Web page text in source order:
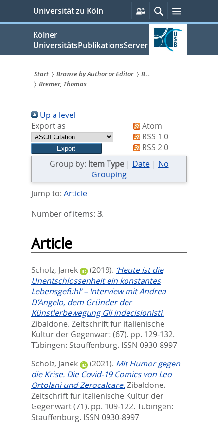
springen
Universität zu Köln
Persönliche
Services
SucheMenü
Kölner
UniversitätsPublikationsServer
Sie
sind
hier:
Start Browse by Author or Editor
B...
Bremer, Thomas
Up a level
Export as
Atom
RSS 1.0
RSS 2.0
Group by: Item Type| Date| No
Grouping
Jump to: Article
Number of items: 3.
Article
Scholz, Janek (2019). ‘Heute ist die
Unentschlossenheit ein konstantes
Lebensgefühl‘ – Interview mit Andrea
D’Angelo, dem Gründer der
Künstlerbewegung Gli indecisionisti.
Zibaldone. Zeitschrift für italienische
Kultur der Gegenwart (67). pp. 129-132.
Tübingen: Stauffenburg. ISSN 0930-8997
Scholz, Janek
(2021). Mit Humor gegen
die Krise. Die Covid-19 Comics von Leo
Ortolani und Zerocalcare.Zibaldone.
Zeitschrift für italienische Kultur der
Gegenwart (71). pp. 109-122. Tübingen:
Stauffenburg. ISSN 0930-8997